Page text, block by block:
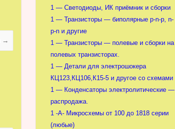
→
1 — Светодиоды, ИК приёмник и сборки
1 — Транзисторы — биполярные p-n-p, n-
p-n и другие
1 — Транзисторы — полевые и сборки на
полевых транзисторах.
1 — Детали для электрошокера
КЦ123,КЦ106,К15-5 и другое со схемами
1 — Конденсаторы электролитические —
распродажа.
1 -А- Микросхемы от 100 до 1818 серии
(любые)